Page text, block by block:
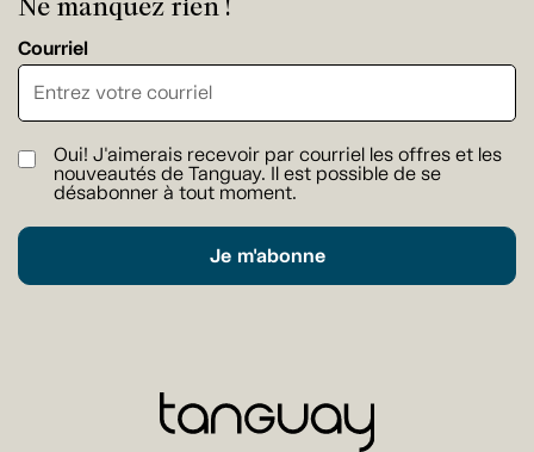
Courriel
Oui! J'aimerais recevoir par courriel les offres et les
nouveautés de Tanguay. Il est possible de se
désabonner à tout moment.
Je m'abonne